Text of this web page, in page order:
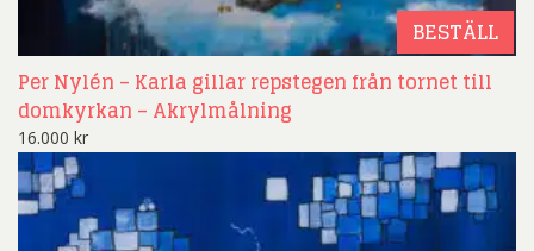
BESTÄLL
Per Nylén – Karla gillar repstegen från tornet till
domkyrkan – Akrylmålning
16.000 kr